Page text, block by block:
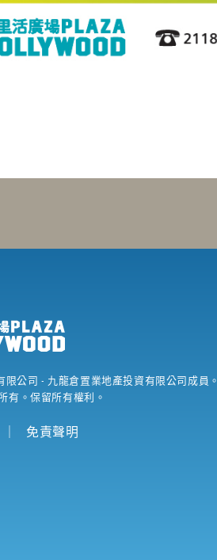
限公司 - 九龍倉置業地產投資有限公司成員。
有。保留所有權利。
｜ 免責聲明